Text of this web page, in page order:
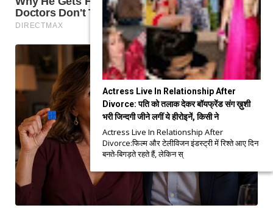
Actress Live In Relationship After
Divorce: पति को तलाक देकर बॉयफ्रेंड संग ख़ुशी
भरी जिन्दगी जीने लगीं ये हीरोइनें, किसी ने
Actress Live In Relationship After
Divorce:फिल्म और टेलीविजन इंडस्ट्री में रिश्ते आए दिन
बनते-बिगड़ते रहते हैं, लेकिन स्